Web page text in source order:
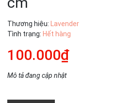
Thương hiệu:
Lavender
Tình trạng: Hết hàng
100.000₫
Mô tả đang cập nhật